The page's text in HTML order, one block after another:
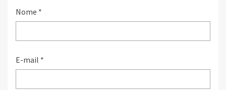
Nome *
E-mail *